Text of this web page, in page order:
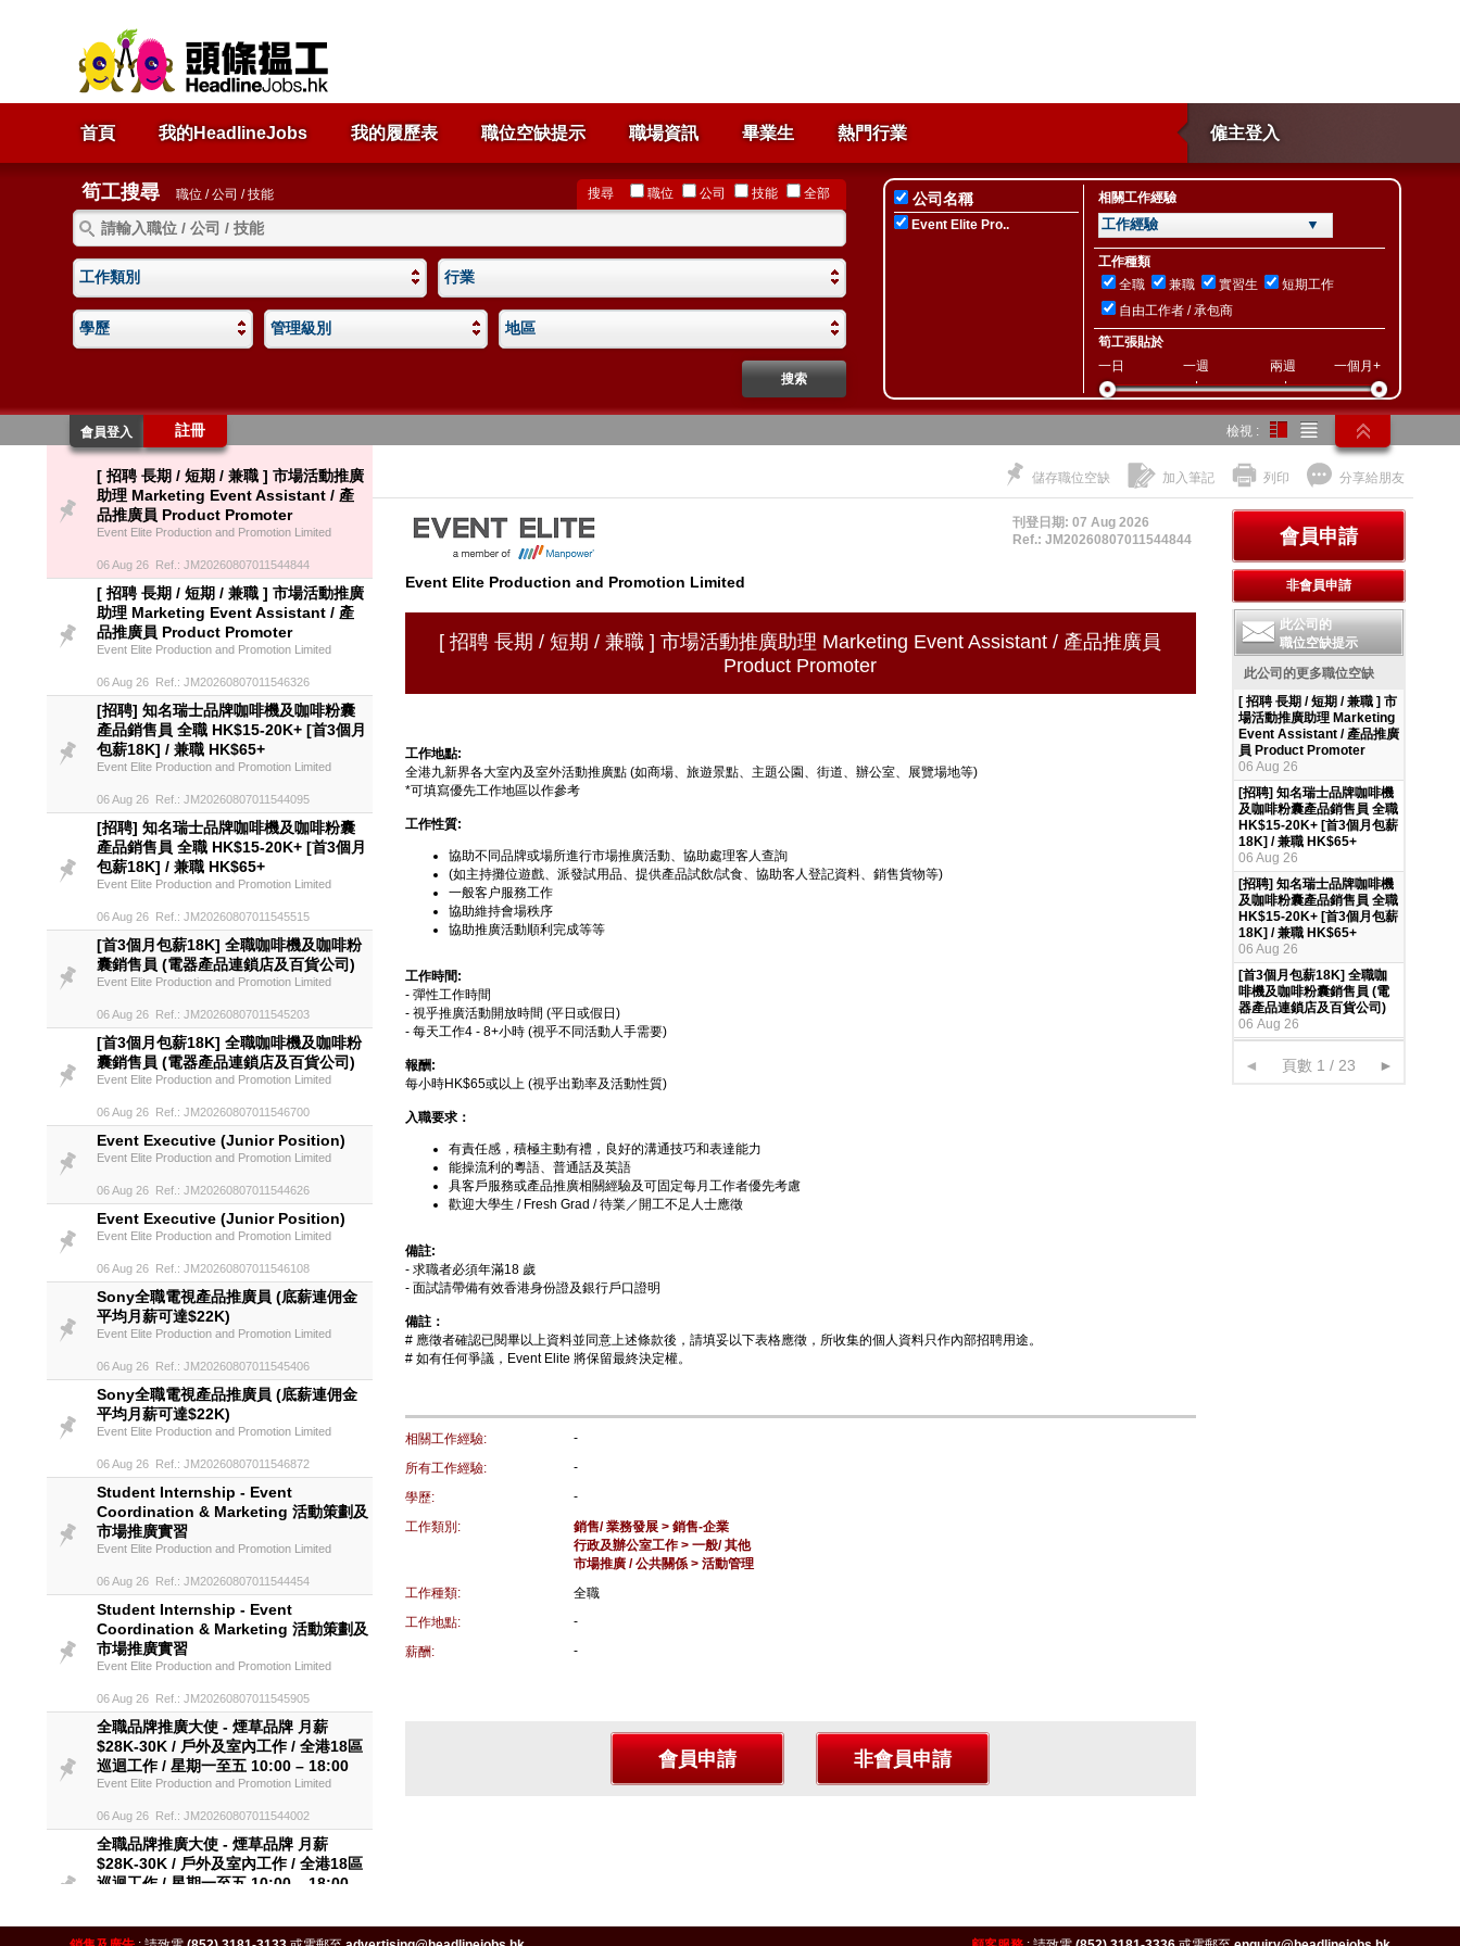
首頁 我的HeadlineJobs 我的履歷表 職位空缺提示 職場資訊 畢業生 僱主登入
熱門行業
筍工搜尋 職位 / 公司 / 技能 搜尋 職位 公司 技能 全部
工作類別 行業
學歷 管理級別 地區
公司名稱
Event Elite Pro..
相關工作經驗
工作經驗 ▼
工作種類
全職
兼職 實習生
短期工作
自由工作者 / 承包商
筍工張貼於
一日
一週 兩週 一個月+
會員登入 註冊 檢視 :
[ 招聘 長期 / 短期 / 兼職 ] 市場活動推廣
助理 Marketing Event Assistant / 產
品推廣員 Product Promoter
Event Elite Production and Promotion Limited
06 Aug 26 Ref.: JM20260807011544844
[ 招聘 長期 / 短期 / 兼職 ] 市場活動推廣
助理 Marketing Event Assistant / 產
品推廣員 Product Promoter
Event Elite Production and Promotion Limited
06 Aug 26 Ref.: JM20260807011546326
[招聘] 知名瑞士品牌咖啡機及咖啡粉囊
產品銷售員 全職 HK$15-20K+ [首3個月
包薪18K] / 兼職 HK$65+
Event Elite Production and Promotion Limited
06 Aug 26 Ref.: JM20260807011544095
[招聘] 知名瑞士品牌咖啡機及咖啡粉囊
產品銷售員 全職 HK$15-20K+ [首3個月
包薪18K] / 兼職 HK$65+
Event Elite Production and Promotion Limited
06 Aug 26 Ref.: JM20260807011545515
[首3個月包薪18K] 全職咖啡機及咖啡粉
囊銷售員 (電器產品連鎖店及百貨公司)
Event Elite Production and Promotion Limited
06 Aug 26 Ref.: JM20260807011545203
[首3個月包薪18K] 全職咖啡機及咖啡粉
囊銷售員 (電器產品連鎖店及百貨公司)
Event Elite Production and Promotion Limited
06 Aug 26 Ref.: JM20260807011546700
Event Executive (Junior Position)
Event Elite Production and Promotion Limited
06 Aug 26 Ref.: JM20260807011544626
Event Executive (Junior Position)
Event Elite Production and Promotion Limited
06 Aug 26 Ref.: JM20260807011546108
Sony全職電視產品推廣員 (底薪連佣金
平均月薪可達$22K)
Event Elite Production and Promotion Limited
06 Aug 26 Ref.: JM20260807011545406
Sony全職電視產品推廣員 (底薪連佣金
平均月薪可達$22K)
Event Elite Production and Promotion Limited
06 Aug 26 Ref.: JM20260807011546872
Student Internship - Event
Coordination & Marketing 活動策劃及
市場推廣實習
Event Elite Production and Promotion Limited
06 Aug 26 Ref.: JM20260807011544454
Student Internship - Event
Coordination & Marketing 活動策劃及
市場推廣實習
Event Elite Production and Promotion Limited
06 Aug 26 Ref.: JM20260807011545905
全職品牌推廣大使 - 煙草品牌 月薪
$28K-30K / 戶外及室內工作 / 全港18區
巡迴工作 / 星期一至五 10:00 – 18:00
Event Elite Production and Promotion Limited
06 Aug 26 Ref.: JM20260807011544002
全職品牌推廣大使 - 煙草品牌 月薪
$28K-30K / 戶外及室內工作 / 全港18區
巡迴工作 / 星期一至五 10:00 – 18:00
儲存職位空缺 加入筆記 列印 分享給朋友
刊登日期: 07 Aug 2026
Ref.: JM20260807011544844
Event Elite Production and Promotion Limited
[ 招聘 長期 / 短期 / 兼職 ] 市場活動推廣助理 Marketing Event Assistant / 產品推廣員
Product Promoter
工作地點:
全港九新界各大室內及室外活動推廣點 (如商場、旅遊景點、主題公園、街道、辦公室、展覽場地等)
*可填寫優先工作地區以作參考
工作性質:
協助不同品牌或場所進行市場推廣活動、協助處理客人查詢
(如主持攤位遊戲、派發試用品、提供產品試飲/試食、協助客人登記資料、銷售貨物等)
一般客户服務工作
協助維持會場秩序
協助推廣活動順利完成等等
工作時間:
- 彈性工作時間
- 視乎推廣活動開放時間 (平日或假日)
- 每天工作4 - 8+小時 (視乎不同活動人手需要)
報酬:
每小時HK$65或以上 (視乎出勤率及活動性質)
入職要求：
有責任感，積極主動有禮，良好的溝通技巧和表達能力
能操流利的粵語、普通話及英語
具客戶服務或產品推廣相關經驗及可固定每月工作者優先考慮
歡迎大學生 / Fresh Grad / 待業／開工不足人士應徵
備註:
- 求職者必須年滿18 歲
- 面試請帶備有效香港身份證及銀行戶口證明
備註：
# 應徵者確認已閱畢以上資料並同意上述條款後，請填妥以下表格應徵，所收集的個人資料只作內部招聘用途。
# 如有任何爭議，Event Elite 將保留最終決定權。
相關工作經驗:
-
所有工作經驗:
-
學歷:
-
工作類別:
銷售/ 業務發展 > 銷售-企業
行政及辦公室工作 > 一般/ 其他
市場推廣 / 公共關係 > 活動管理
工作種類:
全職
工作地點:
-
薪酬:
-
此公司的
職位空缺提示
此公司的更多職位空缺
[ 招聘 長期 / 短期 / 兼職 ] 市
場活動推廣助理 Marketing
Event Assistant / 產品推廣
員 Product Promoter
06 Aug 26
[招聘] 知名瑞士品牌咖啡機
及咖啡粉囊產品銷售員 全職
HK$15-20K+ [首3個月包薪
18K] / 兼職 HK$65+
06 Aug 26
[招聘] 知名瑞士品牌咖啡機
及咖啡粉囊產品銷售員 全職
HK$15-20K+ [首3個月包薪
18K] / 兼職 HK$65+
06 Aug 26
[首3個月包薪18K] 全職咖
啡機及咖啡粉囊銷售員 (電
器產品連鎖店及百貨公司)
06 Aug 26
◄ 頁數 1 / 23 ►